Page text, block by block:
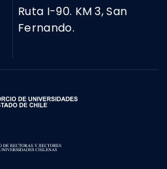
Ruta I-90. KM 3, San
Fernando.